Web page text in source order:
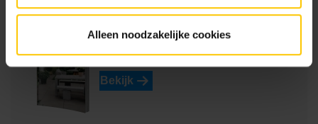
Alleen noodzakelijke cookies
Keramiekbrochure 2026
Bekijk